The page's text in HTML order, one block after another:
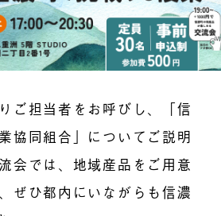
ご担当者をお呼びし、「信
協同組合」についてご説明
会では、地域産品をご用意
ぜひ都内にいながらも信濃